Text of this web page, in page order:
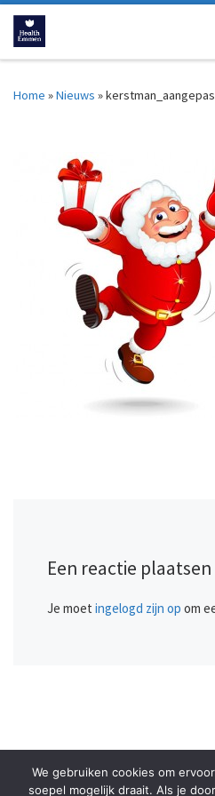
Ga naar inhoud
Home »Nieuws »
Een reactie plaatsen
Je moet ingelogd zijn op om
© 2026Fysiotherapie
We gebruiken cookies om
soepel mogelijk draait. Als je